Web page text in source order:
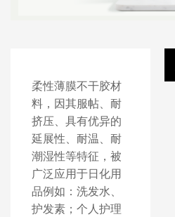
柔性薄膜不干胶材
料，因其服帖、耐
挤压、具有优异的
延展性、耐温、耐
潮湿性等特征，被
广泛应用于日化用
品例如：洗发水、
护发素；个人护理